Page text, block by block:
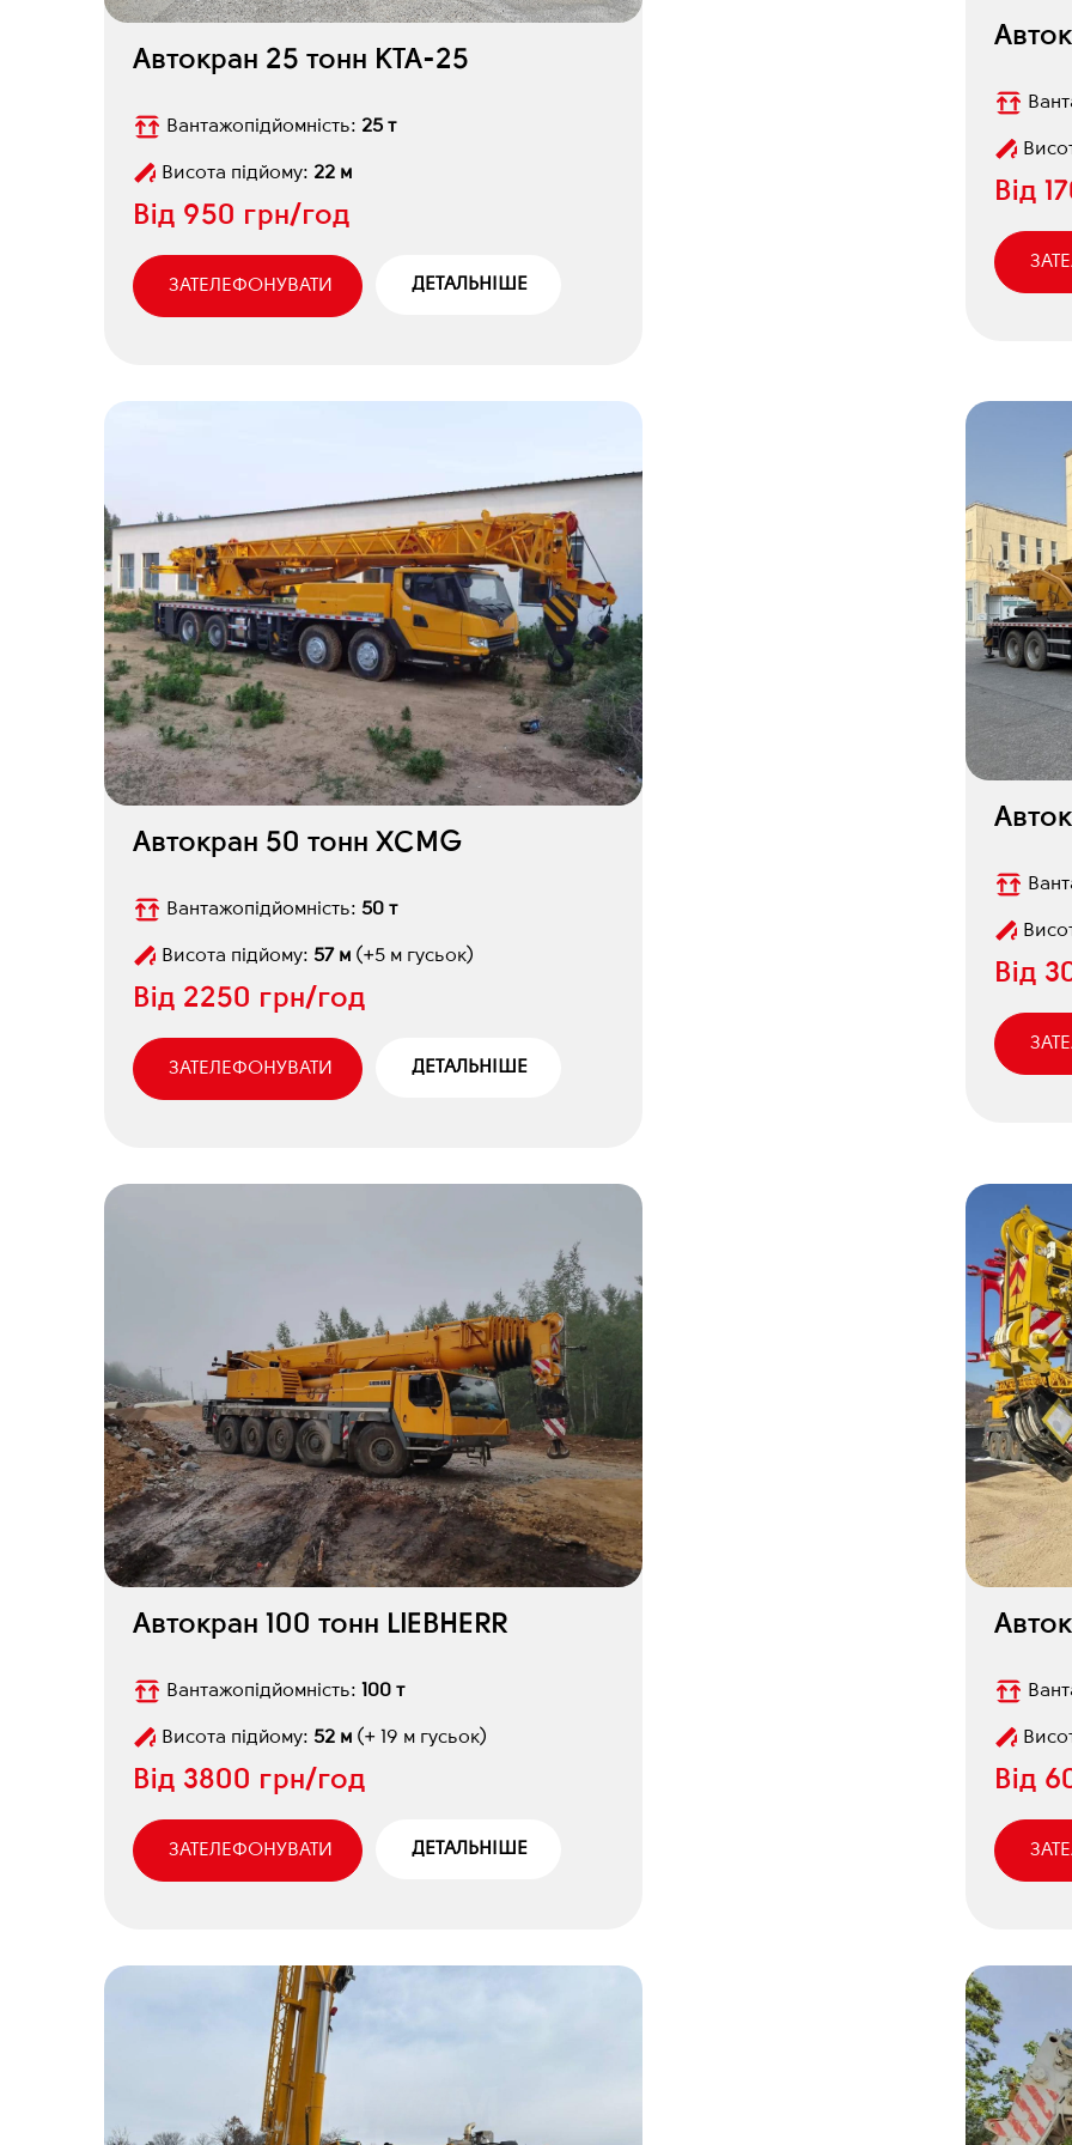
Автокран 25 тонн КТА-25
Вантажопідйомність: 25 т
Висота підйому: 22 м
Від 950 грн/год
ЗАТЕЛЕФОНУВАТИ ДЕТАЛЬНІШЕ
Від
Автокран 50 тонн XCMG
Вантажопідйомність: 50 т
Висота підйому: 57 м (+5 м гусьок)
Від 2250 грн/год
ЗАТЕЛЕФОНУВАТИ ДЕТАЛЬНІШЕ
Від
Автокран 100 тонн LIEBHERR
Вантажопідйомність: 100 т
Висота підйому: 52 м (+ 19 м гусьок)
Від 3800 грн/год
ЗАТЕЛЕФОНУВАТИ ДЕТАЛЬНІШЕ
Від